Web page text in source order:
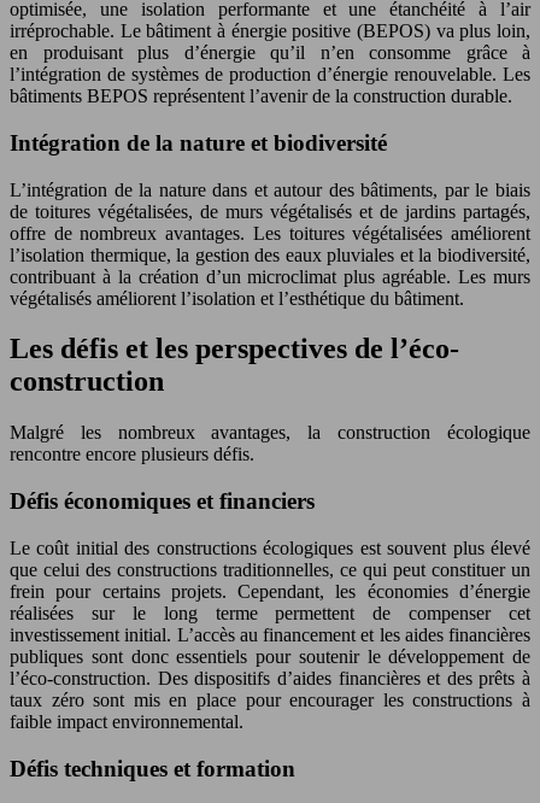
optimisée, une isolation performante et une étanchéité à l’air
irréprochable. Le bâtiment à énergie positive (BEPOS) va plus loin,
en produisant plus d’énergie qu’il n’en consomme grâce à
l’intégration de systèmes de production d’énergie renouvelable. Les
bâtiments BEPOS représentent l’avenir de la construction durable.
Intégration de la nature et biodiversité
L’intégration de la nature dans et autour des bâtiments, par le biais
de toitures végétalisées, de murs végétalisés et de jardins partagés,
offre de nombreux avantages. Les toitures végétalisées améliorent
l’isolation thermique, la gestion des eaux pluviales et la biodiversité,
contribuant à la création d’un microclimat plus agréable. Les murs
végétalisés améliorent l’isolation et l’esthétique du bâtiment.
Les défis et les perspectives de l’éco-
construction
Malgré les nombreux avantages, la construction écologique
rencontre encore plusieurs défis.
Défis économiques et financiers
Le coût initial des constructions écologiques est souvent plus élevé
que celui des constructions traditionnelles, ce qui peut constituer un
frein pour certains projets. Cependant, les économies d’énergie
réalisées sur le long terme permettent de compenser cet
investissement initial. L’accès au financement et les aides financières
publiques sont donc essentiels pour soutenir le développement de
l’éco-construction. Des dispositifs d’aides financières et des prêts à
taux zéro sont mis en place pour encourager les constructions à
faible impact environnemental.
Défis techniques et formation